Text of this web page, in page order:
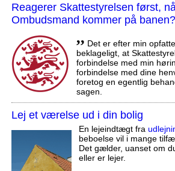
Reagerer Skattestyrelsen først,
Ombudsmand kommer på banen?
,, Det er efter min
beklageligt, at
forbindelse med min
forbindelse med dine
foretog en egentlig
sagen.
Lej et værelse ud i din bolig
En lejeindtægt fra
beboelse vil i mange
Det gælder, uanset om
eller er lejer.